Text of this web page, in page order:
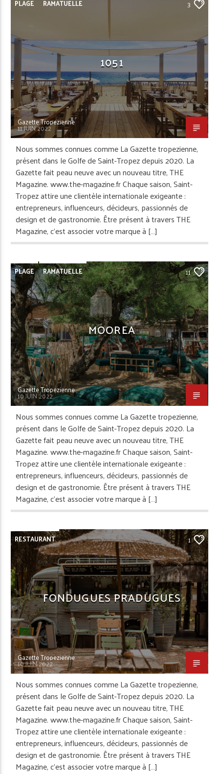
PLAGE RAMATUELLE 3
1051
Gazette Tropezienne
11 JUIN 2022
Nous sommes connues comme La Gazette tropezienne,
présent dans le Golfe de Saint-Tropez depuis 2020. La
Gazette fait peau neuve avec un nouveau titre, THE
Magazine. www.the-magazine.fr Chaque saison, Saint-
Tropez attire une clientèle internationale exigeante :
entrepreneurs, influenceurs, décideurs, passionnés de
design et de gastronomie. Être présent à travers THE
Magazine, c’est associer votre marque à […]
PLAGE RAMATUELLE 11
MOOREA
Gazette Tropezienne
10 JUIN 2022
Nous sommes connues comme La Gazette tropezienne,
présent dans le Golfe de Saint-Tropez depuis 2020. La
Gazette fait peau neuve avec un nouveau titre, THE
Magazine. www.the-magazine.fr Chaque saison, Saint-
Tropez attire une clientèle internationale exigeante :
entrepreneurs, influenceurs, décideurs, passionnés de
design et de gastronomie. Être présent à travers THE
Magazine, c’est associer votre marque à […]
RESTAURANT 1
FONDUGUES PRADUGUES
Gazette Tropezienne
10 JUIN 2022
Nous sommes connues comme La Gazette tropezienne,
présent dans le Golfe de Saint-Tropez depuis 2020. La
Gazette fait peau neuve avec un nouveau titre, THE
Magazine. www.the-magazine.fr Chaque saison, Saint-
Tropez attire une clientèle internationale exigeante :
entrepreneurs, influenceurs, décideurs, passionnés de
design et de gastronomie. Être présent à travers THE
Magazine, c’est associer votre marque à […]